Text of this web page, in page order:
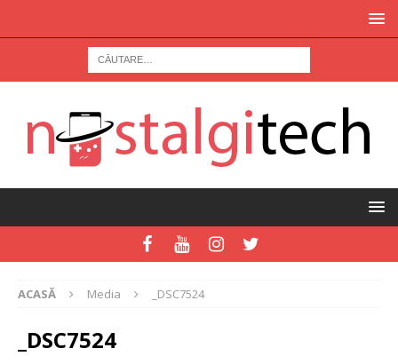
ACASĂ Media _DSC7524
_DSC7524